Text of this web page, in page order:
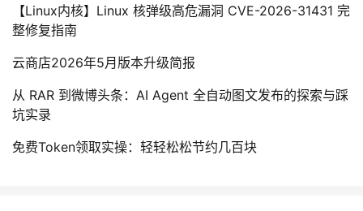
【Linux内核】Linux 核弹级高危漏洞 CVE-2026-31431 完
整修复指南
云商店2026年5月版本升级简报
从 RAR 到微博头条：AI Agent 全自动图文发布的探索与踩
坑实录
免费Token领取实操：轻轻松松节约几百块